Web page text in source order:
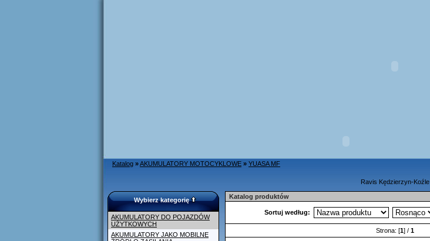
Katalog »AKUMULATORY MOTOCYKLOWE » YUASA MF
Ravis Kędzierzyn-Koźle
Wybierz kategorię
AKUMULATORY DO POJAZDÓW
UŻYTKOWYCH
AKUMULATORY JAKO MOBILNE
Katalog produktów
Sortuj według:
Strona: [1] / 1